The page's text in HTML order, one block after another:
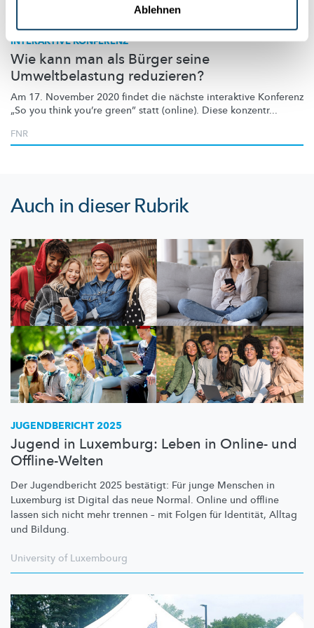
Ablehnen
Wissenschaft in der Gesellschaft
INTERAKTIVE KONFERENZ
Wie kann man als Bürger seine
Umweltbelastung reduzieren?
Am 17. November 2020 findet die nächste interaktive Konferenz
„So you think you’re green” statt (online). Diese konzentr...
FNR
Auch in dieser Rubrik
JUGENDBERICHT 2025
Jugend in Luxemburg: Leben in Online- und
Offline-Welten
Der Jugendbericht 2025 bestätigt: Für junge Menschen in
Luxemburg ist Digital das neue Normal. Online und offline
lassen sich nicht mehr trennen – mit Folgen für Identität, Alltag
und Bildung.
University of Luxembourg